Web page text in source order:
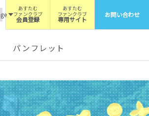
パンフレット
あすたむ
ファンクラブ
会員登録
あすたむ
ファンクラブ
専用サイト
お問い合わせ